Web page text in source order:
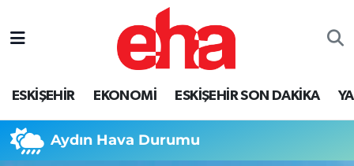
ESKİŞEHİR EKONOMİ ESKİŞEHİR SON DAKİKA
Aydın Hava Durumu